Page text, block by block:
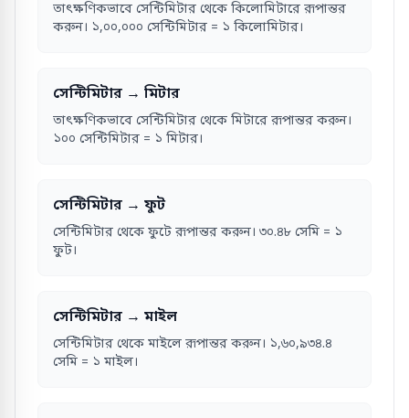
তাৎক্ষণিকভাবে সেন্টিমিটার থেকে কিলোমিটারে রূপান্তর
করুন। ১,০০,০০০ সেন্টিমিটার = ১ কিলোমিটার।
সেন্টিমিটার → মিটার
তাৎক্ষণিকভাবে সেন্টিমিটার থেকে মিটারে রূপান্তর করুন।
১০০ সেন্টিমিটার = ১ মিটার।
সেন্টিমিটার → ফুট
সেন্টিমিটার থেকে ফুটে রূপান্তর করুন। ৩০.৪৮ সেমি = ১
ফুট।
সেন্টিমিটার → মাইল
সেন্টিমিটার থেকে মাইলে রূপান্তর করুন। ১,৬০,৯৩৪.৪
সেমি = ১ মাইল।